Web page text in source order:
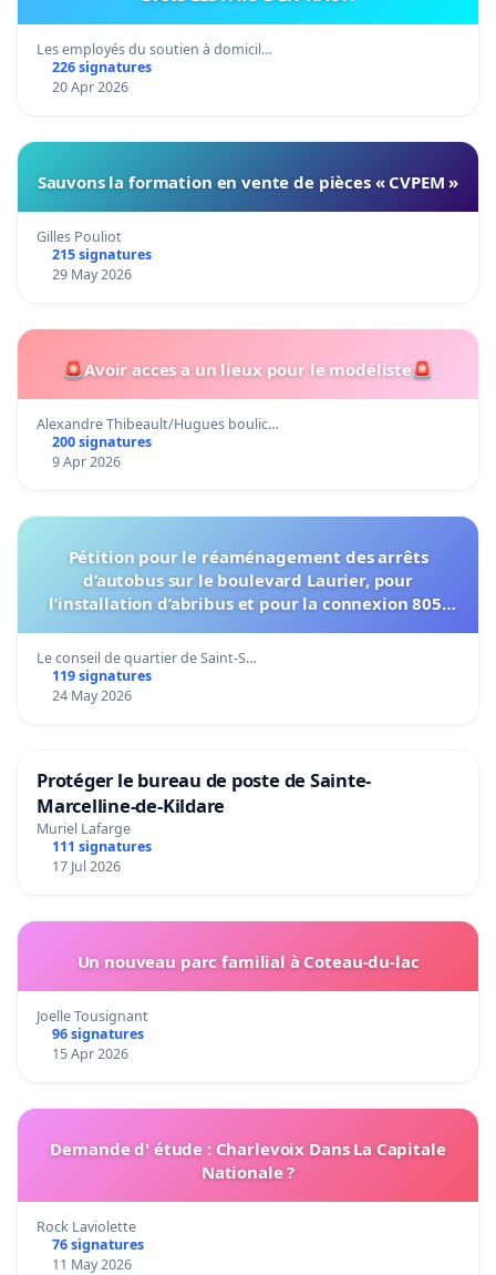
Les employés du soutien à domicil…
226 signatures
20 Apr 2026
Sauvons la formation en vente de pièces « CVPEM »
Gilles Pouliot
215 signatures
29 May 2026
🚨Avoir acces a un lieux pour le modéliste🚨
Alexandre Thibeault/Hugues boulic…
200 signatures
9 Apr 2026
Pétition pour le réaménagement des arrêts
d’autobus sur le boulevard Laurier, pour
l’installation d’abribus et pour la connexion 805-
Le conseil de quartier de Saint-S…
119 signatures
24 May 2026
Protéger le bureau de poste de Sainte-
Marcelline-de-Kildare
Muriel Lafarge
111 signatures
17 Jul 2026
Un nouveau parc familial à Coteau-du-lac
Joelle Tousignant
96 signatures
15 Apr 2026
Demande d' étude : Charlevoix Dans La Capitale
Nationale ?
Rock Laviolette
76 signatures
11 May 2026